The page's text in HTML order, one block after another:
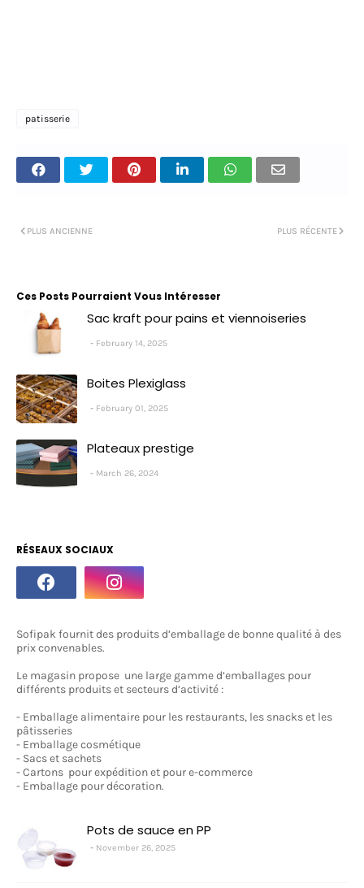
patisserie
PLUS RÉCENTE
PLUS ANCIENNE
Ces Posts Pourraient Vous Intéresser
Sac kraft pour pains et viennoiseries
February 14, 2025
Boites Plexiglass
February 01, 2025
Plateaux prestige
March 26, 2024
RÉSEAUX SOCIAUX
Sofipak fournit des produits d’emballage de bonne qualité à des
prix convenables.
Le magasin propose une large gamme d’emballages pour
différents produits et secteurs d’activité :
- Emballage alimentaire pour les restaurants, les snacks et les
pâtisseries
- Emballage cosmétique
- Sacs et sachets
- Cartons pour expédition et pour e-commerce
- Emballage pour décoration.
Pots de sauce en PP
November 26, 2025